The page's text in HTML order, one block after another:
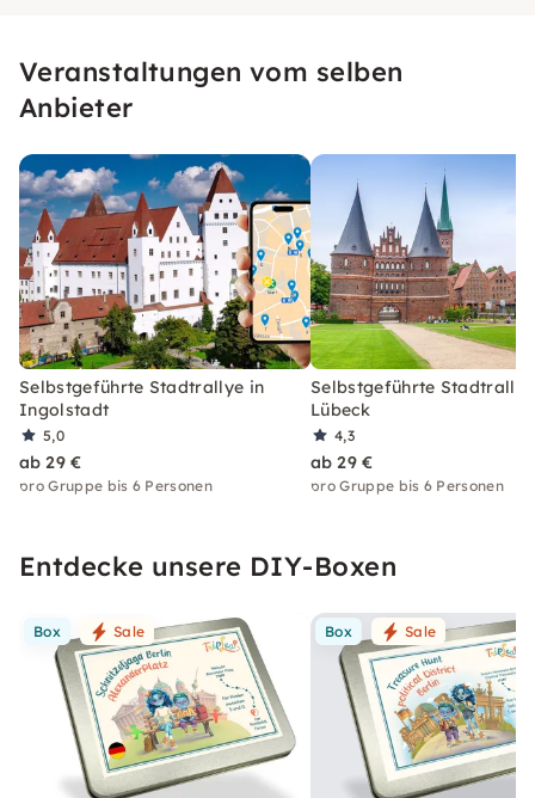
Veranstaltungen vom selben
Anbieter
Selbstgeführte Stadtrallye in
Ingolstadt
5,0
ab 29 €
pro Gruppe bis 6 Personen
Selbstgeführte
Lübeck
4,3
ab 29 €
pro Gruppe bis 6 Personen
Entdecke unsere DIY-Boxen
Box Sale Box Sale